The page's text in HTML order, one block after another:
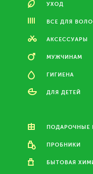
УХОД
ВСЕ ДЛЯ
АКСЕССУАРЫ
МУЖЧИНАМ
ГИГИЕНА
ДЛЯ ДЕТЕЙ
ПОДАРОЧНЫЕ
ПРОБНИКИ
БЫТОВАЯ